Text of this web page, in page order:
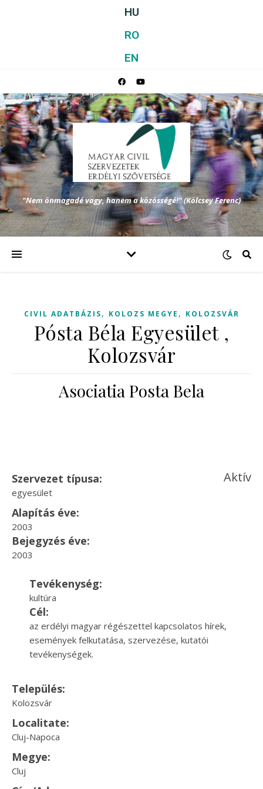
HU
RO
EN
"Nem önmagadé vagy, hanem a közösségé!" (Kölcsey Ferenc)
CIVIL ADATBÁZIS, KOLOZS MEGYE , KOLOZSVÁR
Pósta Béla Egyesület ,
Kolozsvár
Asociatia Posta Bela
Szervezet típusa:
egyesület
Aktív
Alapítás éve:
2003
Bejegyzés éve:
2003
Tevékenység:
kultúra
Cél:
az erdélyi magyar régészettel kapcsolatos hírek,
események felkutatása, szervezése, kutatói
tevékenységek.
Település:
Kolozsvár
Localitate:
Cluj-Napoca
Megye:
Cluj